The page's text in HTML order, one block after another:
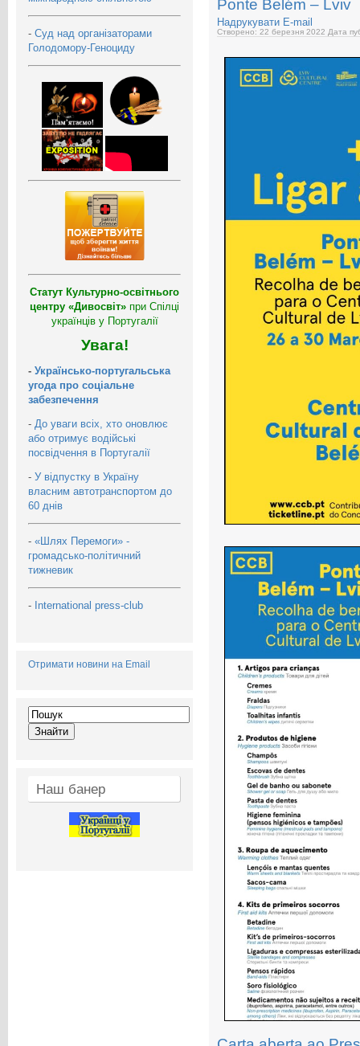
- Суд над організаторами
Голодомору-Геноциду
Статут Культурно-освітнього
центру «Дивосвіт» при Спілці
українців у Португалії
Увага!
- Українсько-португальська
угода про соціальне
забезпечення
- До уваги всіх, хто оновлює
або отримує водійські
посвідчення в Португалії
- У відпустку в Україну
власним автотранспортом до
60 днів
- «Шлях Перемоги» -
громадсько-політичний
тижневик
- International press-club
Отримати новини на Email
Наш банер
Ponte Belém – Lviv
Надрукувати E-mail
Створено: 22 березня 2022 Дата